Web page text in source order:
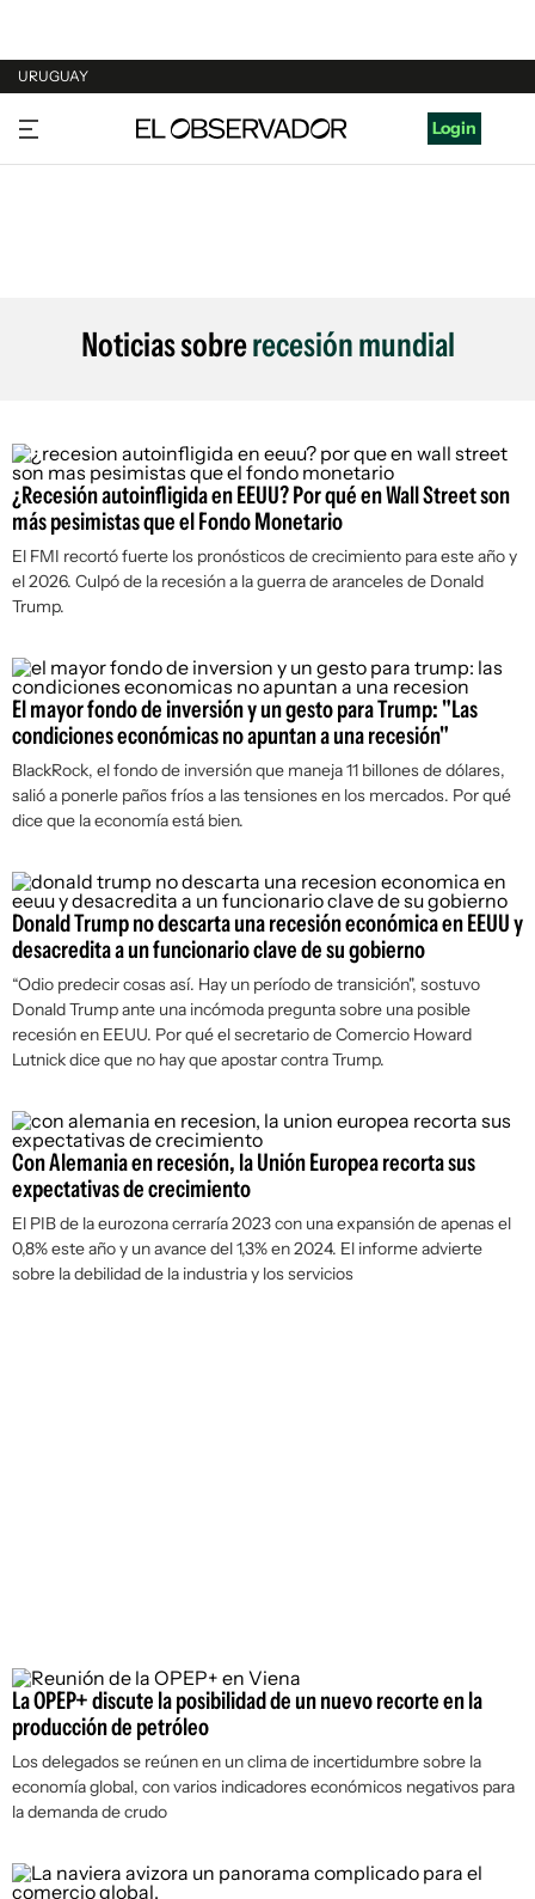
URUGUAY
URUGUAY
ARGENTINA
Login
Noticias sobrerecesión mundial
¿Recesión autoinfligida en EEUU? Por qué en Wall Street son
más pesimistas que el Fondo Monetario
El FMI recortó fuerte los pronósticos de crecimiento para este año y
el 2026. Culpó de la recesión a la guerra de aranceles de Donald
Trump.
El mayor fondo de inversión y un gesto para Trump: "Las
condiciones económicas no apuntan a una recesión"
BlackRock, el fondo de inversión que maneja 11 billones de dólares,
salió a ponerle paños fríos a las tensiones en los mercados. Por qué
dice que la economía está bien.
Donald Trump no descarta una recesión económica en EEUU y
desacredita a un funcionario clave de su gobierno
“Odio predecir cosas así. Hay un período de transición", sostuvo
Donald Trump ante una incómoda pregunta sobre una posible
recesión en EEUU. Por qué el secretario de Comercio Howard
Lutnick dice que no hay que apostar contra Trump.
Con Alemania en recesión, la Unión Europea recorta sus
expectativas de crecimiento
El PIB de la eurozona cerraría 2023 con una expansión de apenas el
0,8% este año y un avance del 1,3% en 2024. El informe advierte
sobre la debilidad de la industria y los servicios
La OPEP+ discute la posibilidad de un nuevo recorte en la
producción de petróleo
Los delegados se reúnen en un clima de incertidumbre sobre la
economía global, con varios indicadores económicos negativos para
la demanda de crudo